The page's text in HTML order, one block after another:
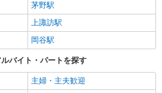
茅野駅
上諏訪駅
岡谷駅
バイト・パートを探す
主婦・主夫歓迎